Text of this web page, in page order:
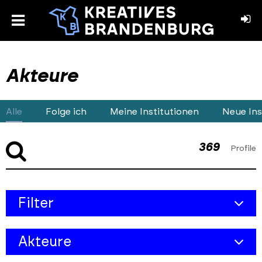
toggle
Akteure
Alle Folge ich Meine Institutionen Neue
369 Profile
Skip
Filter
Kreativbereich
Alle
Objekt-Typ
Akteure